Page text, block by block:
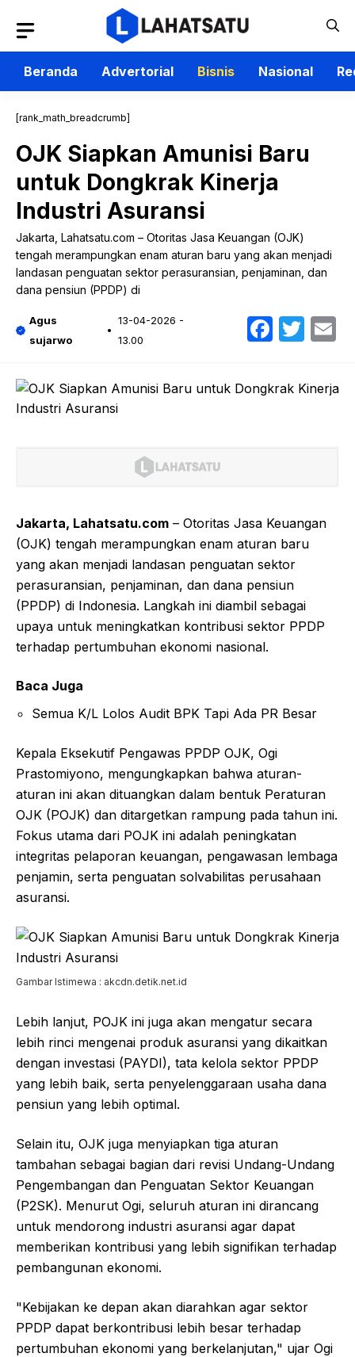
isi
Beranda
Advertorial Bisnis Nasional
[rank_math_breadcrumb]
OJK Siapkan Amunisi Baru
untuk Dongkrak Kinerja
Industri Asuransi
Jakarta, Lahatsatu.com – Otoritas Jasa Keuangan (OJK)
tengah merampungkan enam aturan baru yang akan menjadi
landasan penguatan sektor perasuransian, penjaminan, dan
dana pensiun (PPDP) di
Agus
sujarwo
13-04-2026 -
13.00
Jakarta, Lahatsatu.com – Otoritas Jasa Keuangan
(OJK) tengah merampungkan enam aturan baru
yang akan menjadi landasan penguatan sektor
perasuransian, penjaminan, dan dana pensiun
(PPDP) di Indonesia. Langkah ini diambil sebagai
upaya untuk meningkatkan kontribusi sektor PPDP
terhadap pertumbuhan ekonomi nasional.
Baca Juga
Semua K/L Lolos Audit BPK Tapi Ada PR Besar
Kepala Eksekutif Pengawas PPDP OJK, Ogi
Prastomiyono, mengungkapkan bahwa aturan-
aturan ini akan dituangkan dalam bentuk Peraturan
OJK (POJK) dan ditargetkan rampung pada tahun ini.
Fokus utama dari POJK ini adalah peningkatan
integritas pelaporan keuangan, pengawasan lembaga
penjamin, serta penguatan solvabilitas perusahaan
asuransi.
Gambar Istimewa : akcdn.detik.net.id
Lebih lanjut, POJK ini juga akan mengatur secara
lebih rinci mengenai produk asuransi yang dikaitkan
dengan investasi (PAYDI), tata kelola sektor PPDP
yang lebih baik, serta penyelenggaraan usaha dana
pensiun yang lebih optimal.
Selain itu, OJK juga menyiapkan tiga aturan
tambahan sebagai bagian dari revisi Undang-Undang
Pengembangan dan Penguatan Sektor Keuangan
(P2SK). Menurut Ogi, seluruh aturan ini dirancang
untuk mendorong industri asuransi agar dapat
memberikan kontribusi yang lebih signifikan terhadap
pembangunan ekonomi.
"Kebijakan ke depan akan diarahkan agar sektor
PPDP dapat berkontribusi lebih besar terhadap
pertumbuhan ekonomi yang berkelanjutan," ujar Ogi